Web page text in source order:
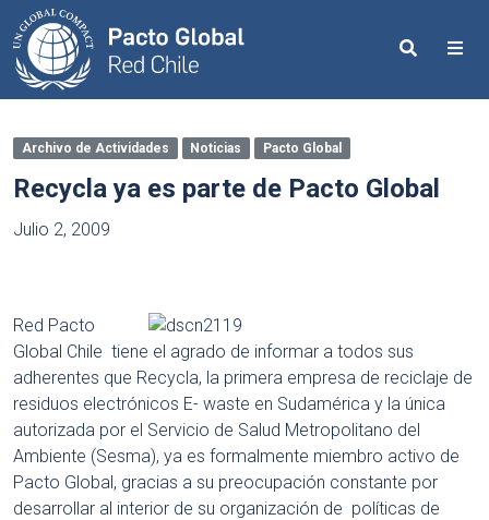
Search
Archivo de Actividades Noticias Pacto Global
Recycla ya es parte de Pacto Global
Julio 2, 2009
Red Pacto
Global Chile tiene el agrado de informar a todos sus
adherentes que Recycla, la primera empresa de reciclaje de
residuos electrónicos E- waste en Sudamérica y la única
autorizada por el Servicio de Salud Metropolitano del
Ambiente (Sesma), ya es formalmente miembro activo de
Pacto Global, gracias a su preocupación constante por
desarrollar al interior de su organización de políticas de